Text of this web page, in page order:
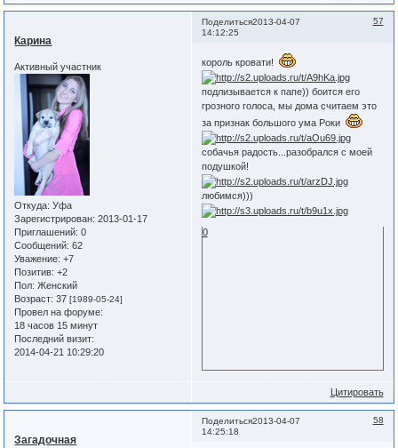
Поделиться 57
2013-04-07
14:12:25
Карина
Активный участник
Откуда: Уфа
Зарегистрирован: 2013-01-17
Приглашений: 0
Сообщений: 62
Уважение: +7
Позитив: +2
Пол: Женский
Возраст: 37[1989-05-24]
Провел на форуме:
18 часов 15 минут
Последний визит:
2014-04-21 10:29:20
король кровати!
подлизывается к папе)) боится его
грозного голоса, мы дома считаем это
за признак большого ума Роки
собачья радость...разобрался с моей
подушкой!
любимся)))
0
Цитировать
Поделиться 58
2013-04-07
14:25:18
Загадочная